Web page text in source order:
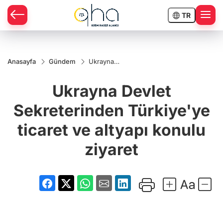
TR
Anasayfa Gündem
Ukrayna
ticaret ve
altyapı konulu
ziyaret
Ukrayna Devlet
Sekreterinden Türkiye'ye
ticaret ve altyapı konulu
ziyaret